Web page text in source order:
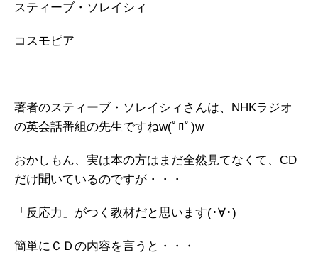
スティーブ・ソレイシィ
コスモピア
著者のスティーブ・ソレイシィさんは、NHKラジオ
の英会話番組の先生ですねw(ﾟﾛﾟ)w
おかしもん、実は本の方はまだ全然見てなくて、CD
だけ聞いているのですが・・・
「反応力」がつく教材だと思います(･∀･)
簡単にＣＤの内容を言うと・・・